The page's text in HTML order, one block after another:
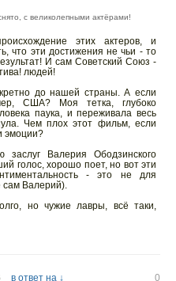
с великолепными актёрами!
этих актеров, и
что эти достижения не чьи - то
И сам Советский Союз -
людей!
до нашей страны. А если
США? Моя тетка, глубоко
паука, и переживала весь
Чем плох этот фильм, если
эмоции?
Валерия Ободзинского
голос, хорошо поет, но вот эти
- это не для
сам Валерий).
но чужие лавры, всё таки,
в ответ на ↓
0